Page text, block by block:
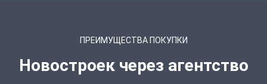
ПРЕИМУЩЕСТВА ПОКУПКИ
Новостроек через агентство